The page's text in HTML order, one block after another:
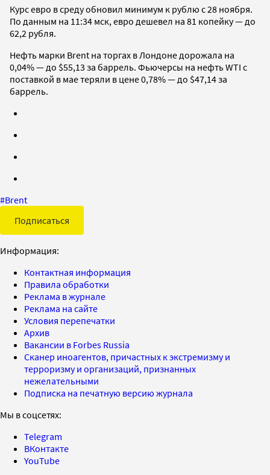
Курс евро в среду обновил минимум к рублю с 28 ноября.
По данным на 11:34 мск, евро дешевел на 81 копейку — до
62,2 рубля.
Нефть марки Brent на торгах в Лондоне дорожала на
0,04% — до $55,13 за баррель. Фьючерсы на нефть WTI с
поставкой в мае теряли в цене 0,78% — до $47,14 за
баррель.
#Brent
Подписаться
Информация:
Контактная информация
Правила обработки
Реклама в журнале
Реклама на сайте
Условия перепечатки
Архив
Вакансии в Forbes Russia
Сканер иноагентов, причастных к экстремизму и
терроризму и организаций, признанных
нежелательными
Подписка на печатную версию журнала
Мы в соцсетях:
Telegram
ВКонтакте
YouTube